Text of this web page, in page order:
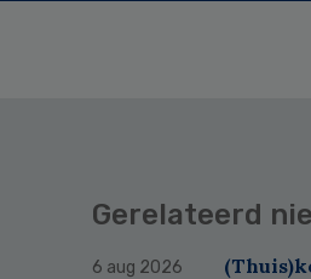
Gerelateerd
6 aug 2026